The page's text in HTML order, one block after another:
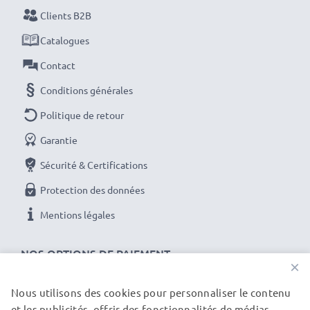
vos batteries avant leur première utilisation.
Ne ratez plus jamais un cliché avec ce chargeur de
batterie LCD intelligent et compact de CELLONIC.
Commandez dès maintenant pour une livraison rapide
NOS OPTIONS DE PAIEMENT
Clients B2B
Catalogues
Contact
Conditions générales
Politique de retour
Garantie
Sécurité & Certifications
Protection des données
Mentions légales
×
Nous utilisons des cookies pour personnaliser le contenu